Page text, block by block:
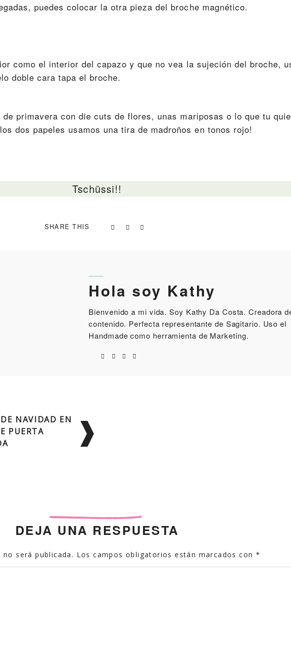
puedes colocar la otra pieza del broche magnético.
como el interior del capazo y que no vea la sujeción del broche,
doble cara tapa el broche.
primavera con die cuts de flores, unas mariposas o lo que tu
dos papeles usamos una tira de madroños en tonos rojo!
Tschüssi!!
SHARE THIS
Hola soy Kathy
Bienvenido a mi vida. Soy Kathy Da Costa. Creadora
contenido. Perfecta representante de Sagitario. Uso el
Handmade como herramienta de Marketing.
NAVIDAD EN
PUERTA
DEJA UNA RESPUESTA
será publicada. Los campos obligatorios están marcados con *